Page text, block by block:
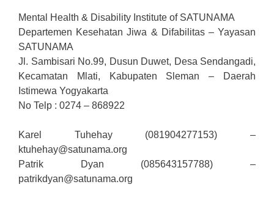
Mental Health & Disability Institute of SATUNAMA
Departemen Kesehatan Jiwa & Difabilitas – Yayasan
SATUNAMA
Jl. Sambisari No.99, Dusun Duwet, Desa Sendangadi,
Kecamatan Mlati, Kabupaten Sleman – Daerah
Istimewa Yogyakarta
No Telp : 0274 – 868922
Karel Tuhehay (081904277153) –
ktuhehay@satunama.org
Patrik Dyan (085643157788) –
patrikdyan@satunama.org